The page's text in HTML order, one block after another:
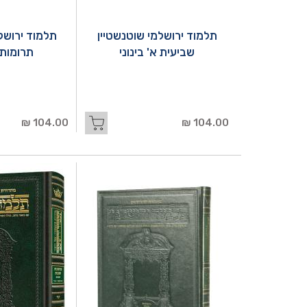
תלמוד ירושלמי שוטנשטיין
שביעית א' בינוני
104.00 ₪
תלמוד
104.00 ₪